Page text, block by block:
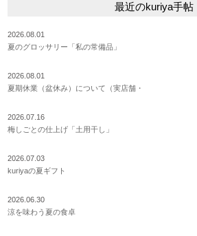
最近のkuriya手帖
2026.08.01
夏のグロッサリー「私の常備品」
2026.08.01
夏期休業（盆休み）について（実店舗・
2026.07.16
梅しごとの仕上げ「土用干し」
2026.07.03
kuriyaの夏ギフト
2026.06.30
涼を味わう夏の食卓